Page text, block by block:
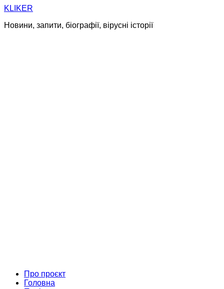
Skip
content
KLIKER
Новини, запити, біографії, вірусні історії
Про проєкт
Головна